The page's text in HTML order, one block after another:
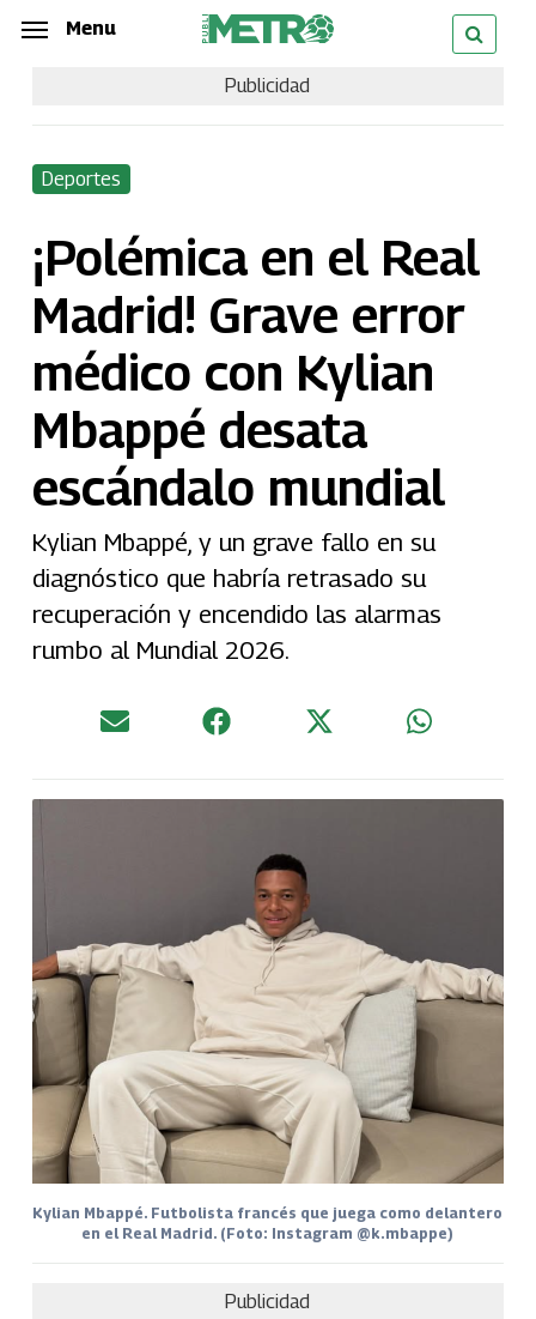
Skip
content
Menu
Publicidad
Deportes
¡Polémica en el Real
Madrid! Grave error
médico con Kylian
Mbappé desata
escándalo mundial
Kylian Mbappé, y un grave fallo en su
diagnóstico que habría retrasado su
recuperación y encendido las alarmas
rumbo al Mundial 2026.
Kylian Mbappé. Futbolista francés que juega como delantero
en el Real Madrid. (Foto: Instagram @k.mbappe)
Publicidad
Menu